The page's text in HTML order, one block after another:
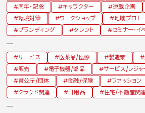
周年・記念
キャラクター 連載企画
環境対策
ワークショップ 地域プロモ
ブランディング
タレント セミナー・イ
サービス 医薬品/医療 製造業
販売
電子機器/部品 サービス/レジャ
官公庁/団体
金融/保険 ファッション
クラウド関連
日用品 住宅/不動産関